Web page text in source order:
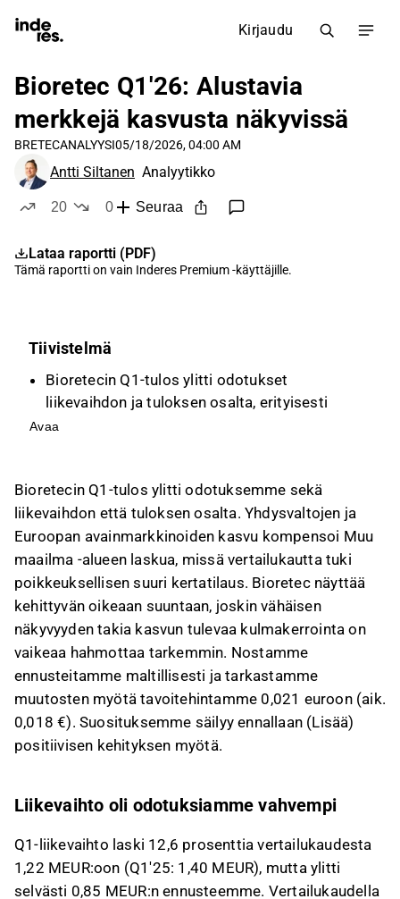
Kirjaudu
Bioretec Q1'26: Alustavia
merkkejä kasvusta näkyvissä
BRETECANALYYSI05/18/2026, 04:00 AM
Antti Siltanen Analyytikko
20
0
Seuraa
Lataa raportti (PDF)
Tämä raportti on vain Inderes Premium-käyttäjille.
Tiivistelmä
Bioretecin Q1-tulos ylitti odotukset
liikevaihdon ja tuloksen osalta, erityisesti
Yhdysvaltojen ja Euroopan markkinoiden
ennusteen 0,85 MEUR, vaikka se laski 12,6 %
vertailukaudesta.
Q1-liikevoitto oli -1,44 MEUR, mikä oli parempi
kuin ennustettu -2,25 MEUR:n tappio, johtuen
korkeammasta liikevaihdosta ja kevyemmästä
kulurakenteesta.
Arvostus on houkutteleva kasvupotentiaaliin
nähden, ja DCF-malli antaa osakkeelle 0,024
euron arvon, vaikka näkyvyys tulevaan on
alhainen ja rahoitusriski korkea.
Tämä sisältö on tekoälyn tuottamaa. Anna siihen
Avaa
Bioretecin Q1-tulos ylitti odotuksemme sekä
liikevaihdon että tuloksen osalta. Yhdysvaltojen ja
Euroopan avainmarkkinoiden kasvu kompensoi Muu
maailma -alueen laskua, missä vertailukautta tuki
poikkeuksellisen suuri kertatilaus. Bioretec näyttää
kehittyvän oikeaan suuntaan, joskin vähäisen
näkyvyyden takia kasvun tulevaa kulmakerrointa on
vaikeaa hahmottaa tarkemmin. Nostamme
ennusteitamme maltillisesti ja tarkastamme
muutosten myötä tavoitehintamme 0,021 euroon (aik.
0,018 €). Suosituksemme säilyy ennallaan (Lisää)
positiivisen kehityksen myötä.
Liikevaihto oli odotuksiamme vahvempi
Q1-liikevaihto laski 12,6 prosenttia vertailukaudesta
1,22 MEUR:oon (Q1'25: 1,40 MEUR), mutta ylitti
selvästi 0,85 MEUR:n ennusteemme. Vertailukaudella